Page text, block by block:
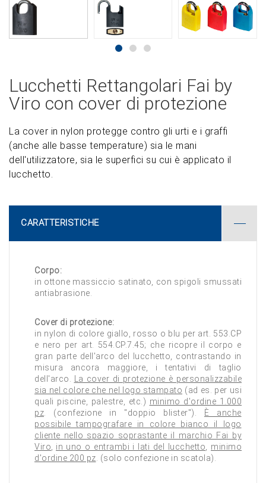
Lucchetti Rettangolari Fai by
Viro con cover di protezione
La cover in nylon protegge contro gli urti e i graffi
(anche alle basse temperature) sia le mani
dell'utilizzatore, sia le superfici su cui è applicato il
lucchetto.
CARATTERISTICHE
Corpo:
in ottone massiccio satinato, con spigoli smussati
antiabrasione.
Cover di protezione:
in nylon di colore giallo, rosso o blu per art. 553.CP
e nero per art. 554.CP.7.45; che ricopre il corpo e
gran parte dell'arco del lucchetto, contrastando in
misura ancora maggiore, i tentativi di taglio
dell'arco.
La cover di protezione è personalizzabile
sia nel colore che nel logo stampato (ad es. per usi
quali piscine, palestre, etc.) minimo d'ordine 1.000
pz . (confezione in "doppio blister").
È anche
possibile tampografare in colore bianco il logo
cliente nello spazio soprastante il marchio Fai by
Viro
in uno o entrambi i lati del lucchetto
minimo
d'ordine 200 pz . (solo confezione in scatola).